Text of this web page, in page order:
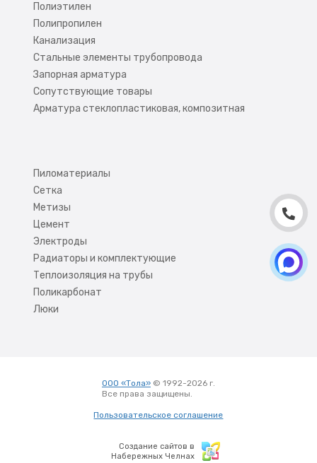
Полиэтилен
Полипропилен
Канализация
Стальные элементы трубопровода
Запорная арматура
Сопутствующие товары
Арматура стеклопластиковая, композитная
Пиломатериалы
Сетка
Метизы
Цемент
Электроды
Радиаторы и комплектующие
Теплоизоляция на трубы
Поликарбонат
Люки
ООО «Тола»© 1992-2026 г.
Все права защищены.
Пользовательское соглашение
Создание сайтов в
Набережных Челнах